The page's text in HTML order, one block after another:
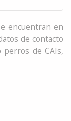
encuentran en
de contacto
perros de CAIs,